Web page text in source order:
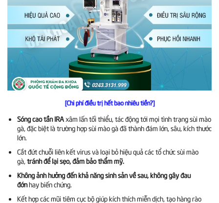
[Chi phí điều trị hết bao nhiêu tiền?]
Sóng cao tần IRAxâm lấn tối thiểu, tác động tới mọi tình trạng sùi mào
gà, đặc biệt là trường hợp sùi mào gà đã thành đám lớn, sâu, kích thước
lớn.
Cắt đứt chuỗi liên kết virus và loại bỏ hiệu quả các tổ chức sùi mào
gà,tránh để lại sẹo, đảm bảo thẩm mỹ.
Không ảnh hưởng đến khả năng sinh sản về sau, không gây đau
đớnhay biến chứng.
Kết hợp các mũi tiêm cục bộ giúp kích thích miễn dịch, tạo hàng rào